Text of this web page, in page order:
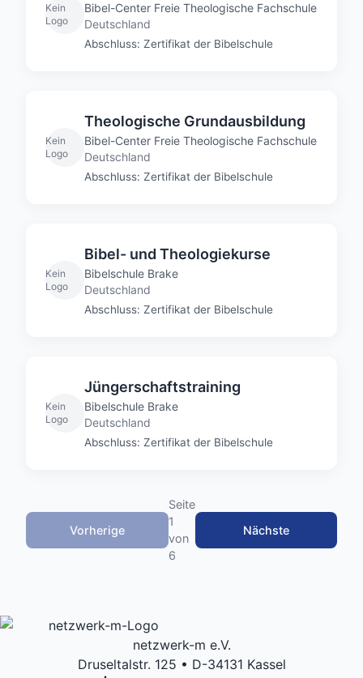
Kein
Logo
Bibel-Center Freie Theologische Fachschule
Deutschland
Abschluss: Zertifikat der Bibelschule
Kein
Logo
Theologische Grundausbildung
Bibel-Center Freie Theologische Fachschule
Deutschland
Abschluss: Zertifikat der Bibelschule
Kein
Logo
Bibel- und Theologiekurse
Bibelschule Brake
Deutschland
Abschluss: Zertifikat der Bibelschule
Kein
Logo
Jüngerschaftstraining
Bibelschule Brake
Deutschland
Abschluss: Zertifikat der Bibelschule
Vorherige
Seite
1
von
6
Nächste
netzwerk-m e.V.
Druseltalstr. 125 • D-34131 Kassel